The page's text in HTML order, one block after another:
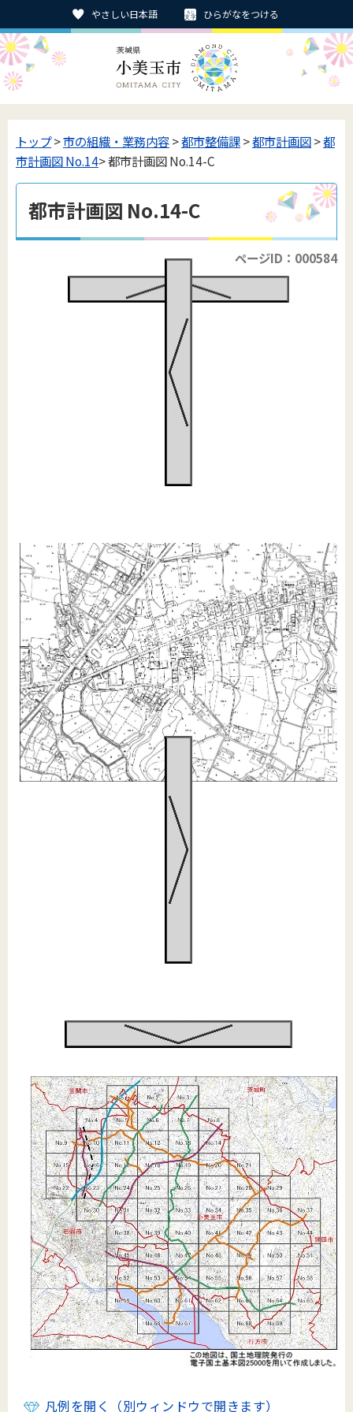
やさしい日本語 ひらがなをつける
トップ>市の組織・業務内容>都市整備課>都市計画図>都
市計画図 No.14> 都市計画図 No.14-C
都市計画図 No.14-C
ページID：000584
凡例を開く（別ウィンドウで開きます）